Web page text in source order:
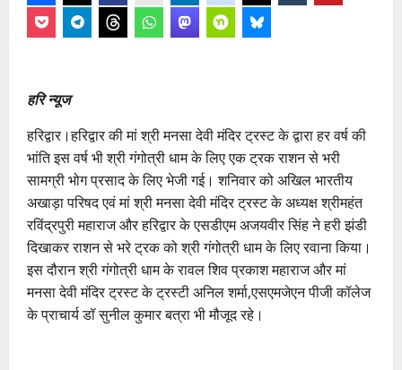
हरि न्यूज
हरिद्वार।हरिद्वार की मां श्री मनसा देवी मंदिर ट्रस्ट के द्वारा हर वर्ष की
भांति इस वर्ष भी श्री गंगोत्री धाम के लिए एक ट्रक राशन से भरी
सामग्री भोग प्रसाद के लिए भेजी गई। शनिवार को अखिल भारतीय
अखाड़ा परिषद एवं मां श्री मनसा देवी मंदिर ट्रस्ट के अध्यक्ष श्रीमहंत
रविंद्रपुरी महाराज और हरिद्वार के एसडीएम अजयवीर सिंह ने हरी झंडी
दिखाकर राशन से भरे ट्रक को श्री गंगोत्री धाम के लिए रवाना किया।
इस दौरान श्री गंगोत्री धाम के रावल शिव प्रकाश महाराज और मां
मनसा देवी मंदिर ट्रस्ट के ट्रस्टी अनिल शर्मा,एसएमजेएन पीजी कॉलेज
के प्राचार्य डॉ सुनील कुमार बत्रा भी मौजूद रहे।